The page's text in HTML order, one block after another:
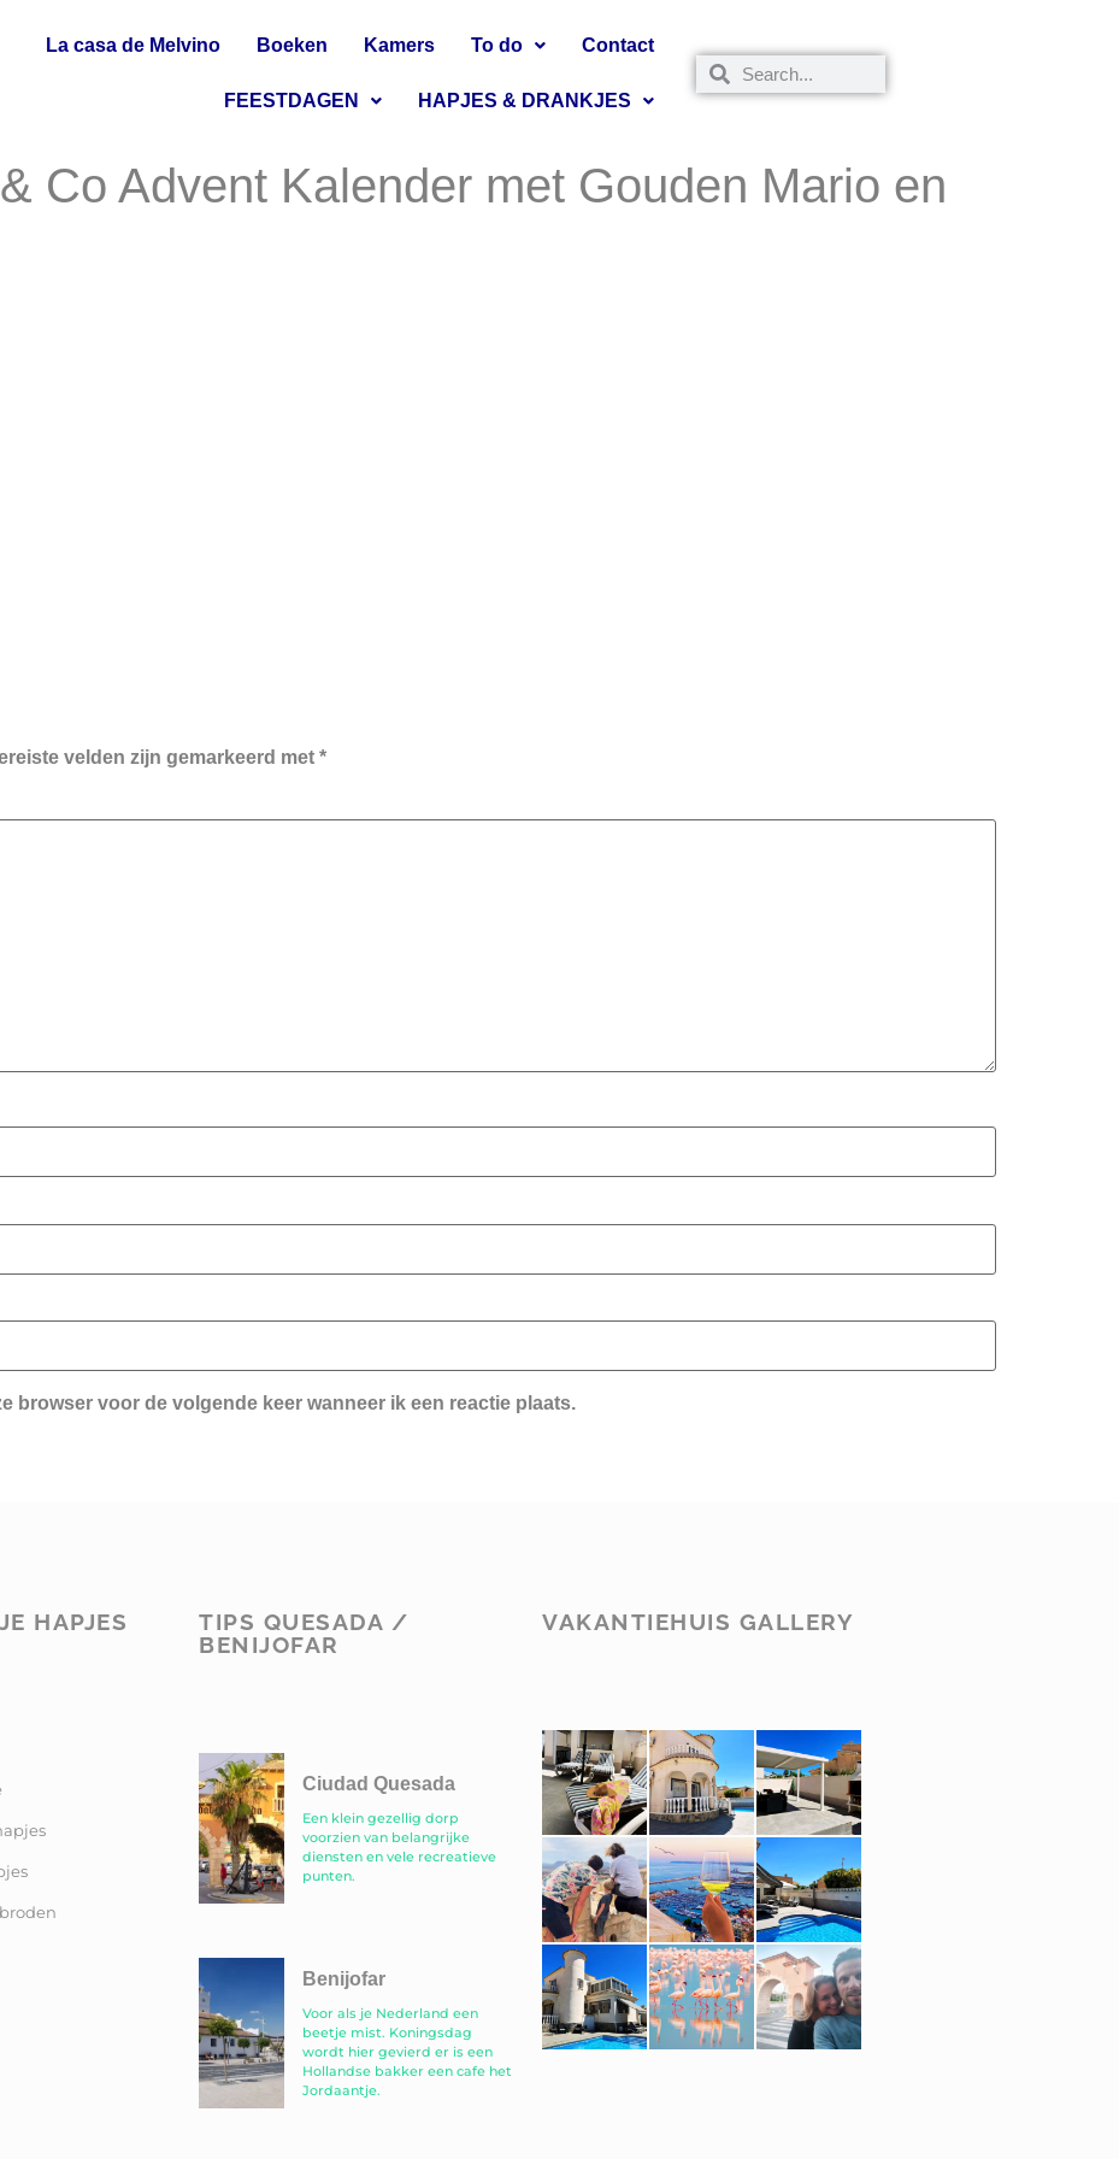
La casa de Melvino Boeken Kamers To do Contact
FEESTDAGEN HAPJES & DRANKJES
Co Advent Kalender met Gouden Mario en
velden zijn gemarkeerd met *
browser voor de volgende keer wanneer ik een reactie plaats.
HAPJES
TIPS QUESADA /
BENIJOFAR
Ciudad Quesada
Een klein gezellig dorp
voorzien van belangrijke
diensten en vele recreatieve
punten.
Benijofar
Voor als je Nederland een
beetje mist. Koningsdag
wordt hier gevierd er is een
Hollandse bakker een cafe het
Jordaantje.
VAKANTIEHUIS GALLERY